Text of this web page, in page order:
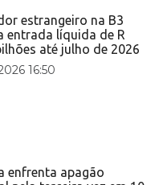
estrangeiro na B3
entrada líquida de R
até julho de 2026
16:50
enfrenta apagão